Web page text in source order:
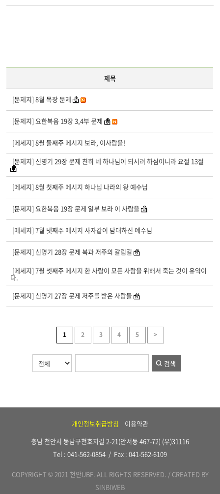
제목
[문제지] 8월 목장 문제
[문제지] 요한복음 19장 3,4부 문제
[메세지] 8월 둘째주 메시지 보라, 이사람을!
[문제지] 신명기 29장 문제 친히 네 하나님이 되시려 하심이니라 요절 13절
[메세지] 8월 첫째주 메시지 하나님 나라의 왕 예수님
[문제지] 요한복음 19장 문제 일부 보라 이 사람을
[메세지] 7월 넷째주 메시지 사자같이 담대하신 예수님
[문제지] 신명기 28장 문제 복과 저주의 갈림길
[메세지] 7월 셋째주 메시지 한 사람이 모든 사람을 위해서 죽는 것이 유익이
다.
[문제지] 신명기 27장 문제 저주를 받은 사람들
1 2 3 4 5 >
검색
개인정보취급방침
이용약관
충남 천안시 동남구천호지길 2-21(안서동 467-72) (우)31116
Tel : 041-562-0854 / Fax : 041-562-6109
COPYRIGHT © 2021 천안UBF. ALL RIGHTS RESERVED. / CREATED BY
SINBIWEB